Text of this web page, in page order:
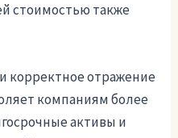
стоимостью также
корректное отражение
компаниям более
активы и